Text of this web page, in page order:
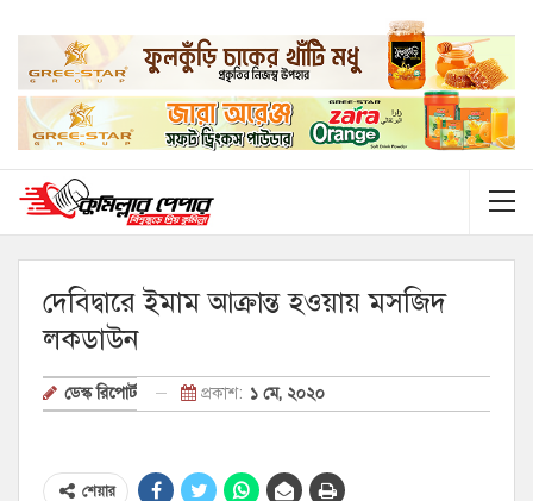
দেবিদ্বারে ইমাম আক্রান্ত হওয়ায় মসজিদ
লকডাউন
ডেস্ক রিপোর্ট প্রকাশ: ১ মে, ২০২০
শেয়ার